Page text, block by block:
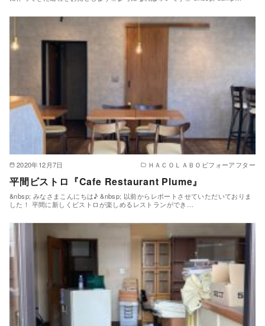
2020年12月7日 ＨＡＣＯＬＡＢＯビフォーアフター
平間ビストロ『Cafe Restaurant Plume』
&nbsp; みなさまこんにちは♪ &nbsp; 以前からレポートさせていただいておりま
した！ 平間に新しくビストロが楽しめるレストランができ…